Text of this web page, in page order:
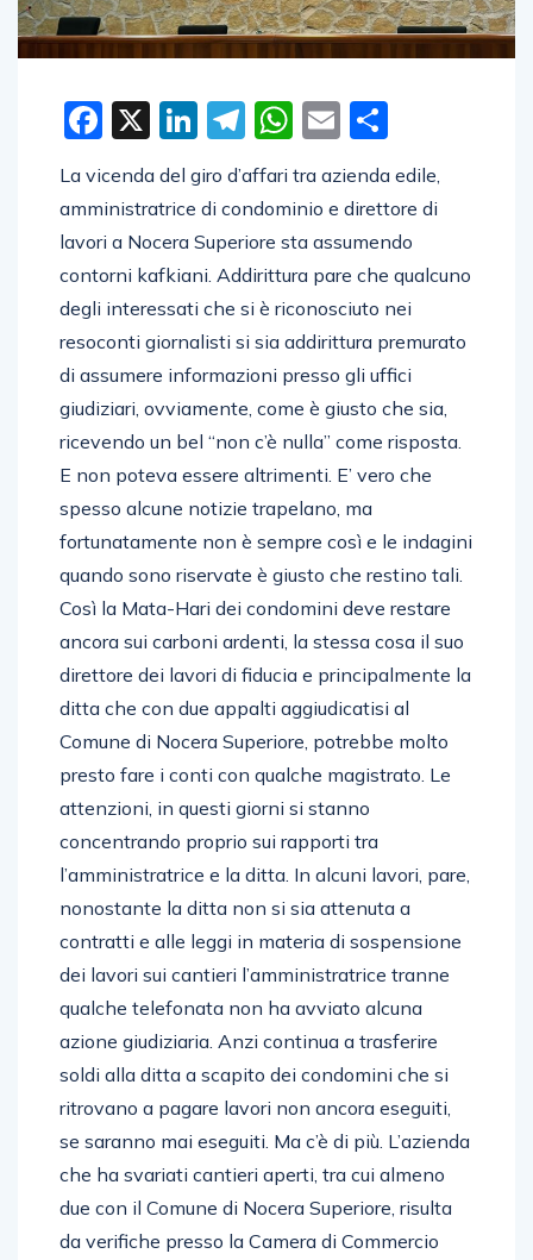
Facebook
X LinkedIn
Telegram
WhatsApp
Email
La vicenda del giro d’affari tra azienda edile,
amministratrice di condominio e direttore di
lavori a Nocera Superiore sta assumendo
contorni kafkiani. Addirittura pare che qualcuno
degli interessati che si è riconosciuto nei
resoconti giornalisti si sia addirittura premurato
di assumere informazioni presso gli uffici
giudiziari, ovviamente, come è giusto che sia,
ricevendo un bel “non c’è nulla” come risposta.
E non poteva essere altrimenti. E’ vero che
spesso alcune notizie trapelano, ma
fortunatamente non è sempre così e le indagini
quando sono riservate è giusto che restino tali.
Così la Mata-Hari dei condomini deve restare
ancora sui carboni ardenti, la stessa cosa il suo
direttore dei lavori di fiducia e principalmente la
ditta che con due appalti aggiudicatisi al
Comune di Nocera Superiore, potrebbe molto
presto fare i conti con qualche magistrato. Le
attenzioni, in questi giorni si stanno
concentrando proprio sui rapporti tra
l’amministratrice e la ditta. In alcuni lavori, pare,
nonostante la ditta non si sia attenuta a
contratti e alle leggi in materia di sospensione
dei lavori sui cantieri l’amministratrice tranne
qualche telefonata non ha avviato alcuna
azione giudiziaria. Anzi continua a trasferire
soldi alla ditta a scapito dei condomini che si
ritrovano a pagare lavori non ancora eseguiti,
se saranno mai eseguiti. Ma c’è di più. L’azienda
che ha svariati cantieri aperti, tra cui almeno
due con il Comune di Nocera Superiore, risulta
da verifiche presso la Camera di Commercio